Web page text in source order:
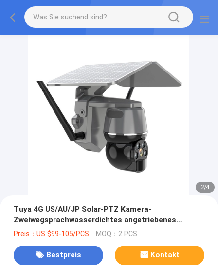
2/4
Tuya 4G US/AU/JP Solar-PTZ Kamera-
Zweiwegsprachwasserdichtes angetriebenes
SolarSmart Camera
Preis：US $99-105/PCS MOQ：2 PCS
Bestpreis Kontakt